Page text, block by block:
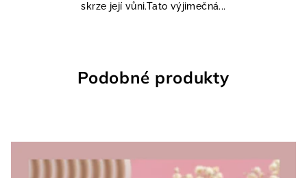
skrze její vůni.Tato výjimečná...
Podobné produkty